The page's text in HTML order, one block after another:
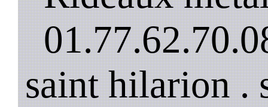
saint hilarion .